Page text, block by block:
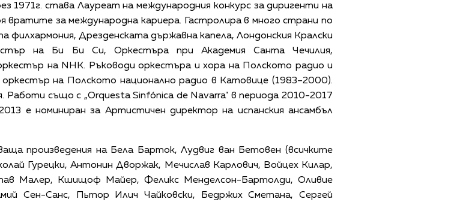
става Лауреат на международния конкурс за диригенти на
за международна кариера. Гастролира в много страни по
филхармония, Дрезденската държавна капела, Лондонския Кралски
на Би Би Си, Оркестъра при Академия Санта Чечилия,
на NHK. Ръководи оркестъра и хора на Полското радио и
на Полското национално радио в Катовице (1983–2000).
също с „Orquesta Sinfónica de Navarra" в периода 2010-2017
е номиниран за Артистичен директор на испанския ансамбъл
произведения на Бела Барток, Лудвиг ван Бетовен (всичките
Гурецки, Антонин Дворжак, Мечислав Карлович, Войцех Килар,
Малер, Кшищоф Майер, Феликс Менделсон-Бартолди, Оливие
Сен-Санс, Пьтор Илич Чайковски, Бедржих Сметана, Сергей